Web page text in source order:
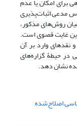
برای امکان یا عدم
مدعی اثبات‌پذیری
روش‌های مذکور،
غایت قصوی است.
نقدهای وارد بر آن
در حیطۀ گزاره‌های
نشان دهد.
اصلاح‌شده